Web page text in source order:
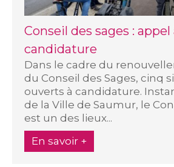
Conseil des sages : appel
candidature
Dans le cadre du
du Conseil des Sages, cinq
ouverts à candidature.
de la Ville de Saumur, le
est un des lieux...
En savoir +